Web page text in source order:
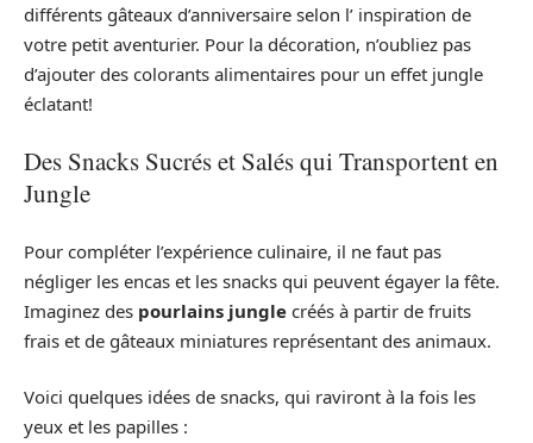
différents gâteaux d’anniversaire selon l’ inspiration de
votre petit aventurier. Pour la décoration, n’oubliez pas
d’ajouter des colorants alimentaires pour un effet jungle
éclatant!
Des Snacks Sucrés et Salés qui Transportent en
Jungle
Pour compléter l’expérience culinaire, il ne faut pas
négliger les encas et les snacks qui peuvent égayer la fête.
Imaginez des pourlains jungle créés à partir de fruits
frais et de gâteaux miniatures représentant des animaux.
Voici quelques idées de snacks, qui raviront à la fois les
yeux et les papilles :